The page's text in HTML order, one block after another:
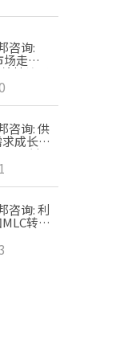
咨询:
走势
持续紧
转趋宽
咨询: 供
成长，
紧缺
咨询: 利
转单
120-